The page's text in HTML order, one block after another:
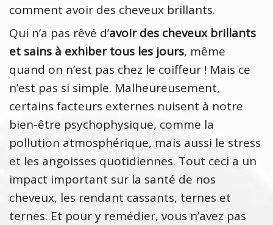
comment avoir des cheveux brillants.
Qui n’a pas rêvé d’avoir des cheveux brillants
et sains à exhiber tous les jours, même
quand on n’est pas chez le coiffeur ! Mais ce
n’est pas si simple. Malheureusement,
certains facteurs externes nuisent à notre
bien-être psychophysique, comme la
pollution atmosphérique, mais aussi le stress
et les angoisses quotidiennes. Tout ceci a un
impact important sur la santé de nos
cheveux, les rendant cassants, ternes et
ternes. Et pour y remédier, vous n’avez pas